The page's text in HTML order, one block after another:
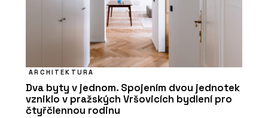
ARCHITEKTURA
Dva byty v jednom. Spojením dvou jednotek
vzniklo v pražských Vršovicích bydlení pro
čtyřčlennou rodinu